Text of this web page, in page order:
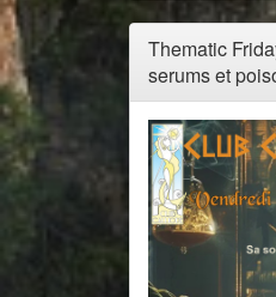
Thematic
serums et